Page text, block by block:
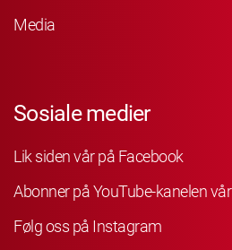
Media
Sosiale medier
Lik siden vår på Facebook
Abonner på YouTube-kanelen vår
Følg oss på Instagram